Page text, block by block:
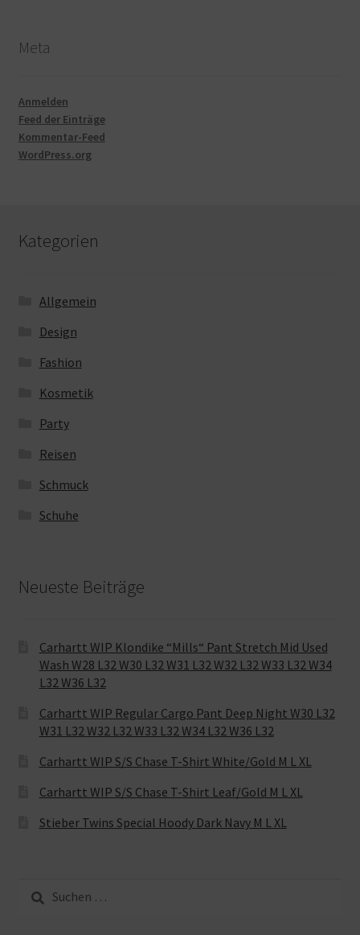
Meta
Anmelden
Feed der Einträge
Kommentar-Feed
WordPress.org
Kategorien
Allgemein
Design
Fashion
Kosmetik
Party
Reisen
Schmuck
Schuhe
Neueste Beiträge
Carhartt WIP Klondike “Mills“ Pant Stretch Mid Used
Wash W28 L32 W30 L32 W31 L32 W32 L32 W33 L32 W34
L32 W36 L32
Carhartt WIP Regular Cargo Pant Deep Night W30 L32
W31 L32 W32 L32 W33 L32 W34 L32 W36 L32
Carhartt WIP S/S Chase T-Shirt White/Gold M L XL
Carhartt WIP S/S Chase T-Shirt Leaf/Gold M L XL
Stieber Twins Special Hoody Dark Navy M L XL
Suche
nach: